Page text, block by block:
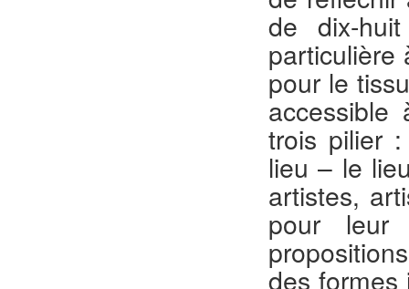
de dix-
particulière
pour le
trois pilier
lieu – le
artistes,
pour
des formes